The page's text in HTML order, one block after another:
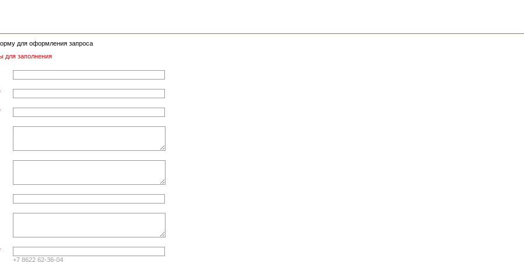
для оформления запроса
для заполнения
+7 8622 62-36-04